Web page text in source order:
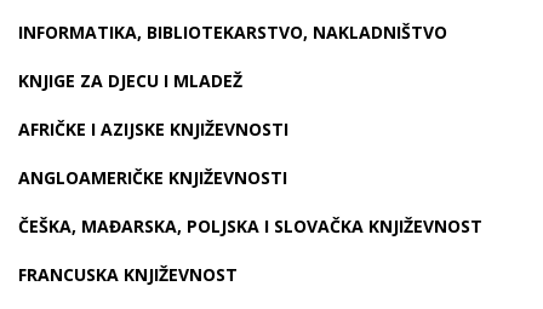
INFORMATIKA, BIBLIOTEKARSTVO, NAKLADNIŠTVO
KNJIGE ZA DJECU I MLADEŽ
AFRIČKE I AZIJSKE KNJIŽEVNOSTI
ANGLOAMERIČKE KNJIŽEVNOSTI
ČEŠKA, MAĐARSKA, POLJSKA I SLOVAČKA KNJIŽEVNOST
FRANCUSKA KNJIŽEVNOST